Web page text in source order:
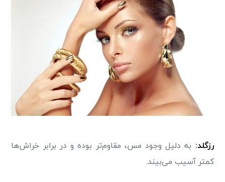
رزگلد: به دلیل وجود مس، مقاوم‌تر بوده و در برابر خراش‌ها
کمتر آسیب می‌بیند.